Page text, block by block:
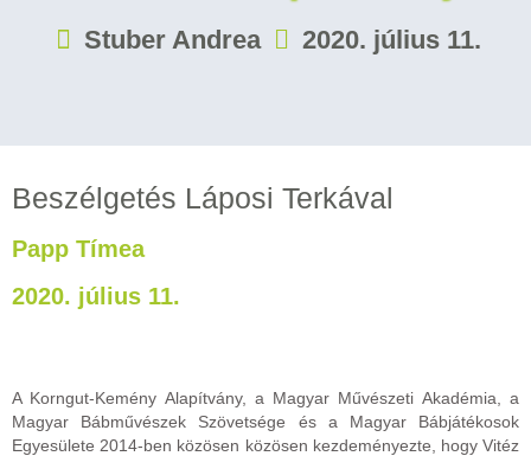
Stuber Andrea 2020. július 11.
Beszélgetés Láposi Terkával
Papp Tímea
2020. július 11.
A Korngut-Kemény Alapítvány, a Magyar Művészeti Akadémia, a
Magyar Bábművészek Szövetsége és a Magyar Bábjátékosok
Egyesülete 2014-ben közösen közösen kezdeményezte, hogy Vitéz